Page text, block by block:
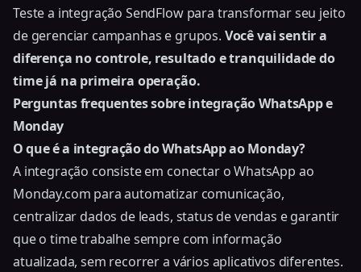
Teste a integração SendFlow para transformar seu jeito
de gerenciar campanhas e grupos. Você vai sentir a
diferença no controle, resultado e tranquilidade do
time já na primeira operação.
Perguntas frequentes sobre integração WhatsApp e
Monday
O que é a integração do WhatsApp ao Monday?
A integração consiste em conectar o WhatsApp ao
Monday.com para automatizar comunicação,
centralizar dados de leads, status de vendas e garantir
que o time trabalhe sempre com informação
atualizada, sem recorrer a vários aplicativos diferentes.